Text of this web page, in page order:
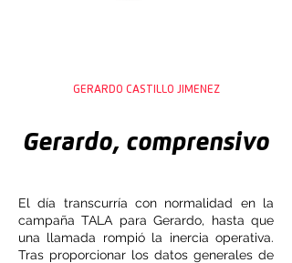
GERARDO CASTILLO JIMENEZ
Gerardo, comprensivo
El día transcurría con normalidad en la
campaña TALA para Gerardo, hasta que
una llamada rompió la inercia operativa.
Tras proporcionar los datos generales de